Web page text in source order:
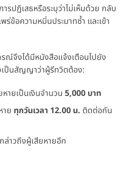
รปฏิเสธหรือระบุว่าไม่เห็นด้วย กลับ
ร่ข้อความหมิ่นประมาทซ้ำ และเข้า
ณ์จึงได้มีหนังสือแจ้งเตือนไปยัง
ป็นสัญญาว่าผู้รีทวิตต้อง:
หายเป็นเงินจำนวน 5,000 บาท
าย ทุกวันเวลา 12.00 น. ติดต่อกัน
ล่าวถึงผู้เสียหายอีก